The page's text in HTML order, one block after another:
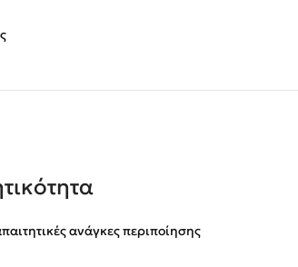
ανάγκες περιποίησης